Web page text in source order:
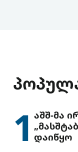
1აშშ-მა
დაიწყო